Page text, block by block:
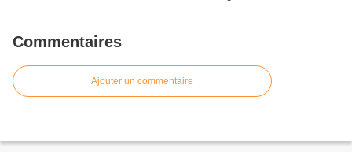
Commentaires
Ajouter un commentaire